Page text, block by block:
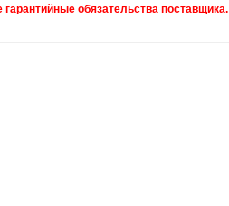
обязательства поставщика.